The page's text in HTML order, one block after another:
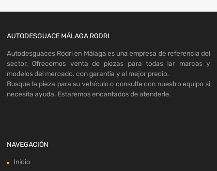
AUTODESGUACE MÁLAGA RODRI
Autodesguaces Rodri en Málaga es una empresa de referencia del
sector. Ofrecemos venta de piezas para todas lar marcas y
modelos del mercado. con garantía y al mejor precio.
Busque la pieza para su vehículo o consulte con nuestro equipo si
necesita ayuda. Estaremos encantados de atenderle.
NAVEGACIÓN
Inicio